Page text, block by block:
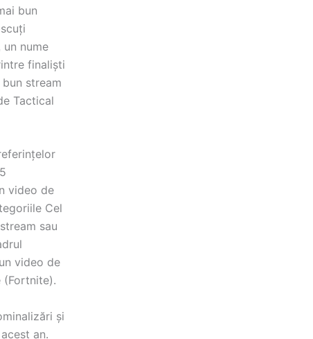
bun
, un nume
finaliști
stream
Tactical
video de
Cel
sau
video de
(Fortnite).
și
an.